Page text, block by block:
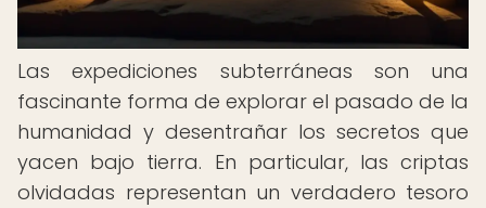
Las expediciones subterráneas son una
fascinante forma de explorar el pasado de la
humanidad y desentrañar los secretos que
yacen bajo tierra. En particular, las criptas
olvidadas representan un verdadero tesoro